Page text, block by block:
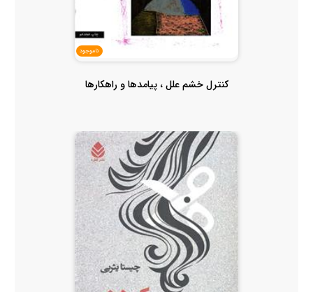
ناموجود
کنترل خشم علل ، پیامدها و راهکارها